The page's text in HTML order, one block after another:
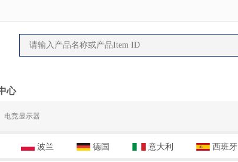
心
电竞显示器
波兰 德国 意大利 西班牙